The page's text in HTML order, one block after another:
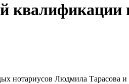
нотариусов Людмила